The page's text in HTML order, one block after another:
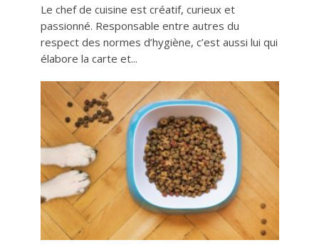
Le chef de cuisine est créatif, curieux et
passionné. Responsable entre autres du
respect des normes d’hygiène, c’est aussi lui qui
élabore la carte et...